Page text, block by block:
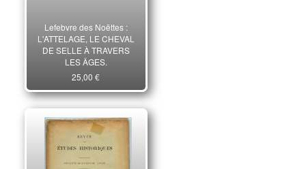
Lefebvre des Noëttes :
L'ATTELAGE, LE CHEVAL
DE SELLE À TRAVERS
LES ÂGES.
25,00 €